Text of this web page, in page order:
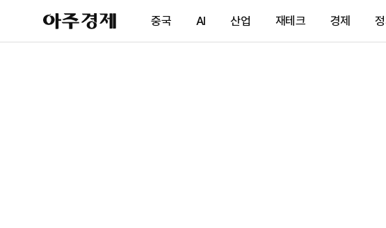
아
주
제
중국 AI 산업 재테크 경제 정